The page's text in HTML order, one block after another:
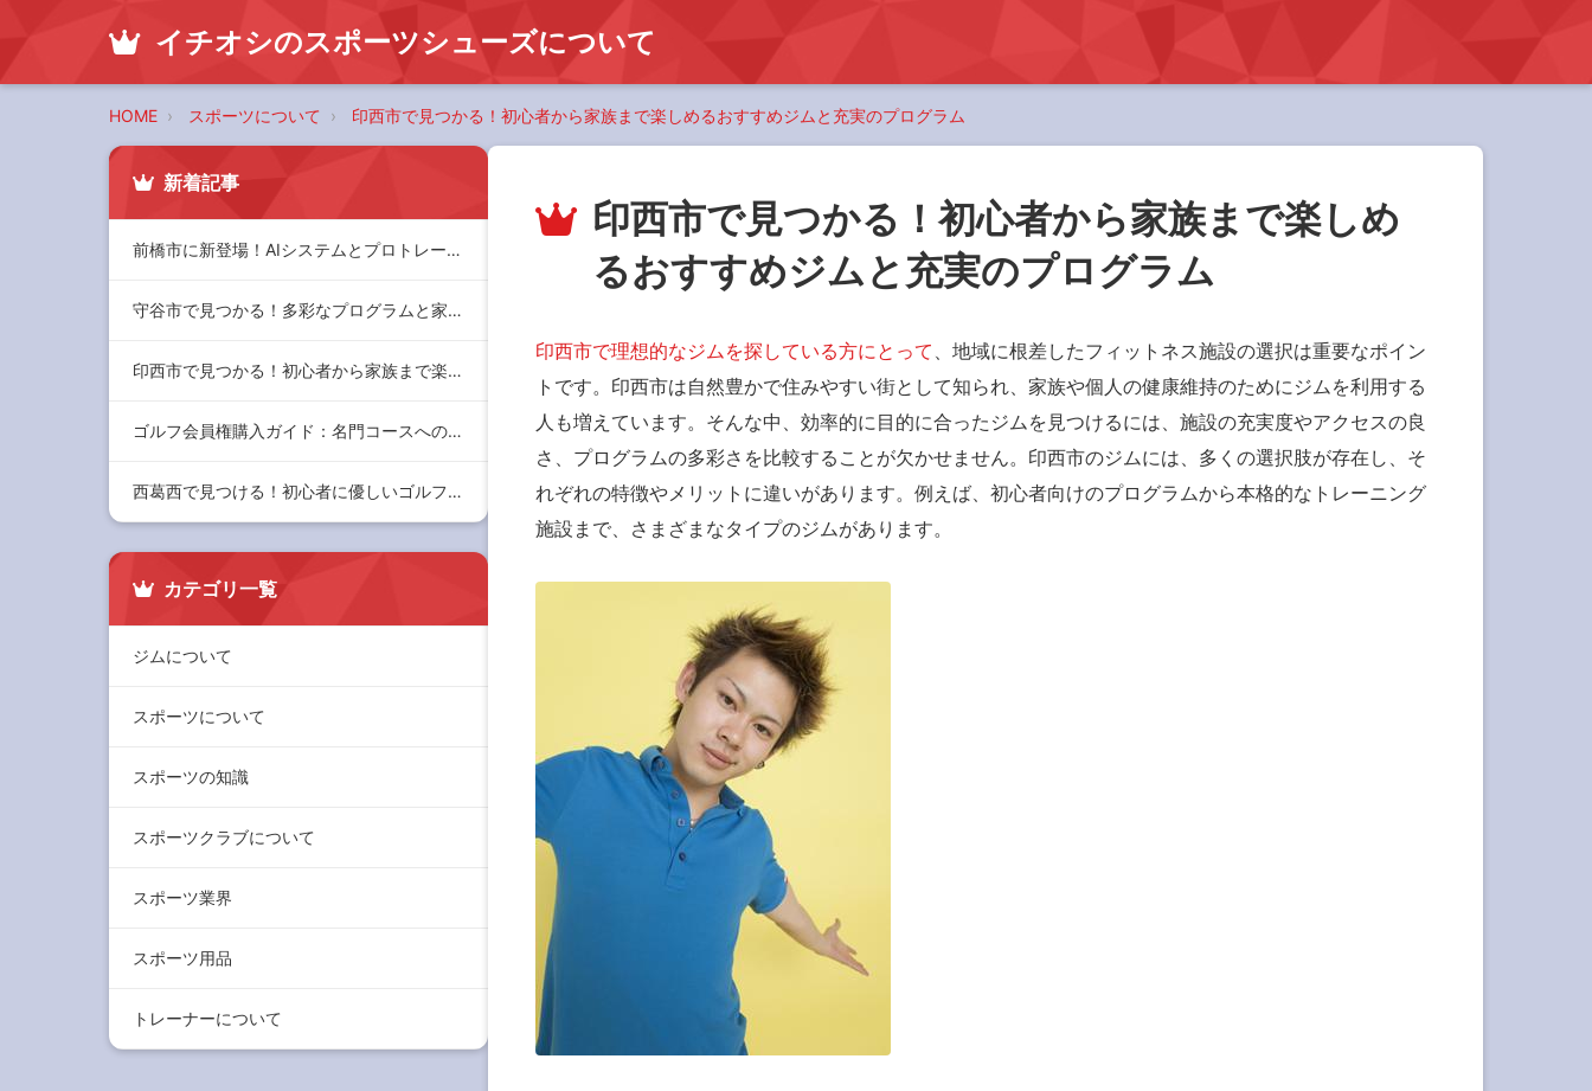
イチオシのスポーツシューズについて
HOME スポーツについて 印西市で見つかる！初心者から家族まで楽しめるおすすめジムと充実のプログラム
印西市で見つかる！初心者から家族まで楽しめ
るおすすめジムと充実のプログラム
印西市で理想的なジムを探している方にとって 、地域に根差したフィットネス施設の選択は重要なポイン
トです。印西市は自然豊かで住みやすい街として知られ、家族や個人の健康維持のためにジムを利用する
人も増えています。そんな中、効率的に目的に合ったジムを見つけるには、施設の充実度やアクセスの良
さ、プログラムの多彩さを比較することが欠かせません。印西市のジムには、多くの選択肢が存在し、そ
れぞれの特徴やメリットに違いがあります。例えば、初心者向けのプログラムから本格的なトレーニング
施設まで、さまざまなタイプのジムがあります。
新着記事
前橋市に新登場！AIシステムとプロトレーナーがサポートする最…
守谷市で見つかる！多彩なプログラムと家族で楽しめるジムの選び…
印西市で見つかる！初心者から家族まで楽しめるおすすめジムと充…
ゴルフ会員権購入ガイド：名門コースへのアクセスと家族で楽しむ…
西葛西で見つける！初心者に優しいゴルフレッスンとコミュニティ…
カテゴリ一覧
ジムについて
スポーツについて
スポーツの知識
スポーツクラブについて
スポーツ業界
スポーツ用品
トレーナーについて